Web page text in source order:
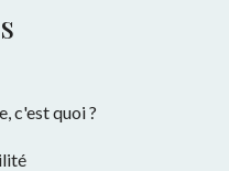
c'est quoi ?